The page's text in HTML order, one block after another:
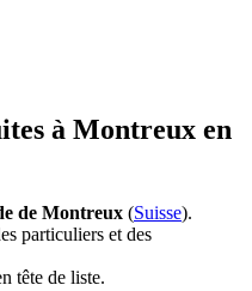
à Montreux en
de Montreux (Suisse).
particuliers et des
tête de liste.